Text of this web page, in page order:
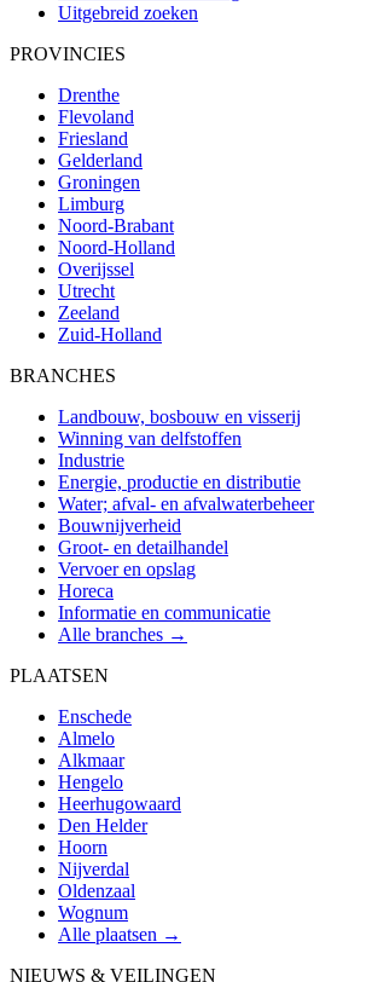
Uitgebreid zoeken
PROVINCIES
Drenthe
Flevoland
Friesland
Gelderland
Groningen
Limburg
Noord-Brabant
Noord-Holland
Overijssel
Utrecht
Zeeland
Zuid-Holland
BRANCHES
Landbouw, bosbouw en visserij
Winning van delfstoffen
Industrie
Energie, productie en distributie
Water; afval- en afvalwaterbeheer
Bouwnijverheid
Groot- en detailhandel
Vervoer en opslag
Horeca
Informatie en communicatie
Alle branches →
PLAATSEN
Enschede
Almelo
Alkmaar
Hengelo
Heerhugowaard
Den Helder
Hoorn
Nijverdal
Oldenzaal
Wognum
Alle plaatsen →
NIEUWS & VEILINGEN